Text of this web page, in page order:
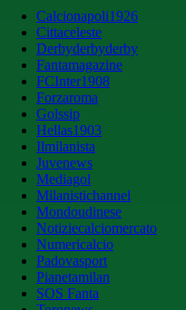
Calcionapoli1926
Cittaceleste
Derbyderbyderby
Fantamagazine
FCInter1908
Forzaroma
Golssip
Hellas1903
Ilmilanista
Juvenews
Mediagol
Milanistichannel
Mondoudinese
Notiziecalciomercato
Numericalcio
Padovasport
Pianetamilan
SOS Fanta